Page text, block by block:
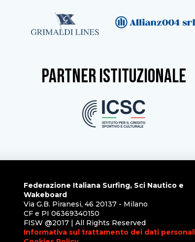
partner istituzionale
Federazione Italiana Surfing, Sci Nautico e
Wakeboard
Via G.B. Piranesi, 46 20137 - Milano
CF e PI 06369340150
FISW @2017 | All Rights Reserved
Informativa sul trattamento dei dati